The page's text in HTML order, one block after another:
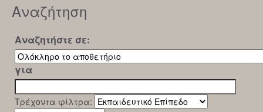
Αναζήτηση
Αναζητήστε σε:
για
Τρέχοντα φίλτρα: